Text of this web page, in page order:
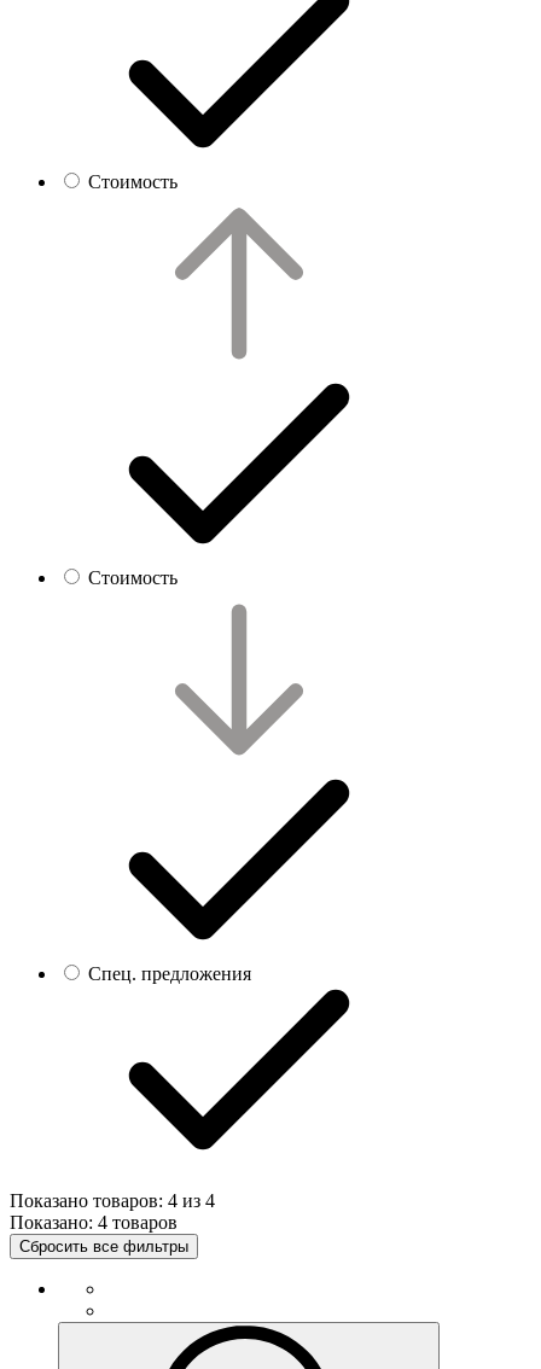
Стоимость
Стоимость
Спец. предложения
Показано товаров: 4 из 4
Показано: 4 товаров
Сбросить все фильтры